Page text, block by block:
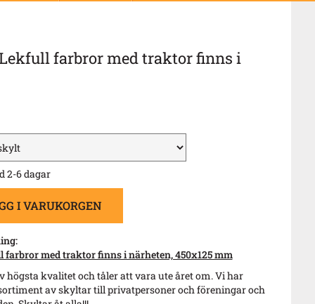
Lekfull farbror med traktor finns i
2-6 dagar
I VARUKORGEN
farbror med traktor finns i närheten, 450x125 mm
högsta kvalitet och tåler att vara ute året om. Vi har
av skyltar till privatpersoner och föreningar och